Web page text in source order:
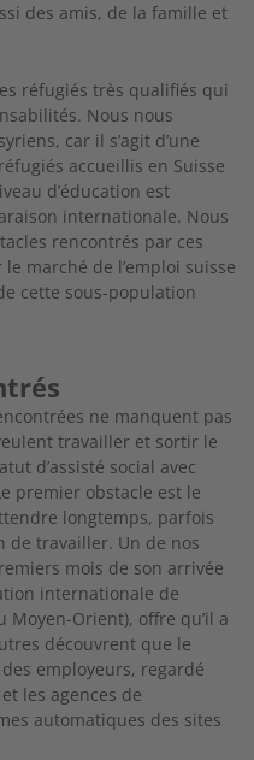
des amis, de la famille et
réfugiés très qualifiés qui
Nous nous
car il s’agit d’une
accueillis en Suisse
d’éducation est
internationale. Nous
rencontrés par ces
marché de l’emploi suisse
cette sous-population
ne manquent pas
travailler et sortir le
d’assisté social avec
premier obstacle est le
longtemps, parfois
de travailler. Un de nos
mois de son arrivée
internationale de
Moyen-Orient), offre qu’il a
découvrent que le
employeurs, regardé
les agences de
automatiques des sites